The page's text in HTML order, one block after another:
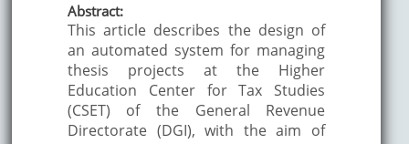
Abstract:
This article describes the design of
an automated system for managing
thesis projects at the Higher
Education Center for Tax Studies
(CSET) of the General Revenue
Directorate (DGI), with the aim of